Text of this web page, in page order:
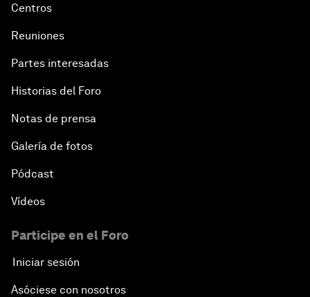
Centros
Reuniones
Partes interesadas
Historias del Foro
Notas de prensa
Galería de fotos
Pódcast
Vídeos
Participe en el Foro
Iniciar sesión
Asóciese con nosotros